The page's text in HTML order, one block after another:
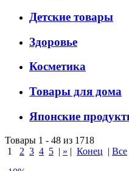
Детские товары
Здоровье
Косметика
Товары для дома
Японские
Товары 1 - 48 из 1718
1
2 3 4 5 | » | Конец | Все